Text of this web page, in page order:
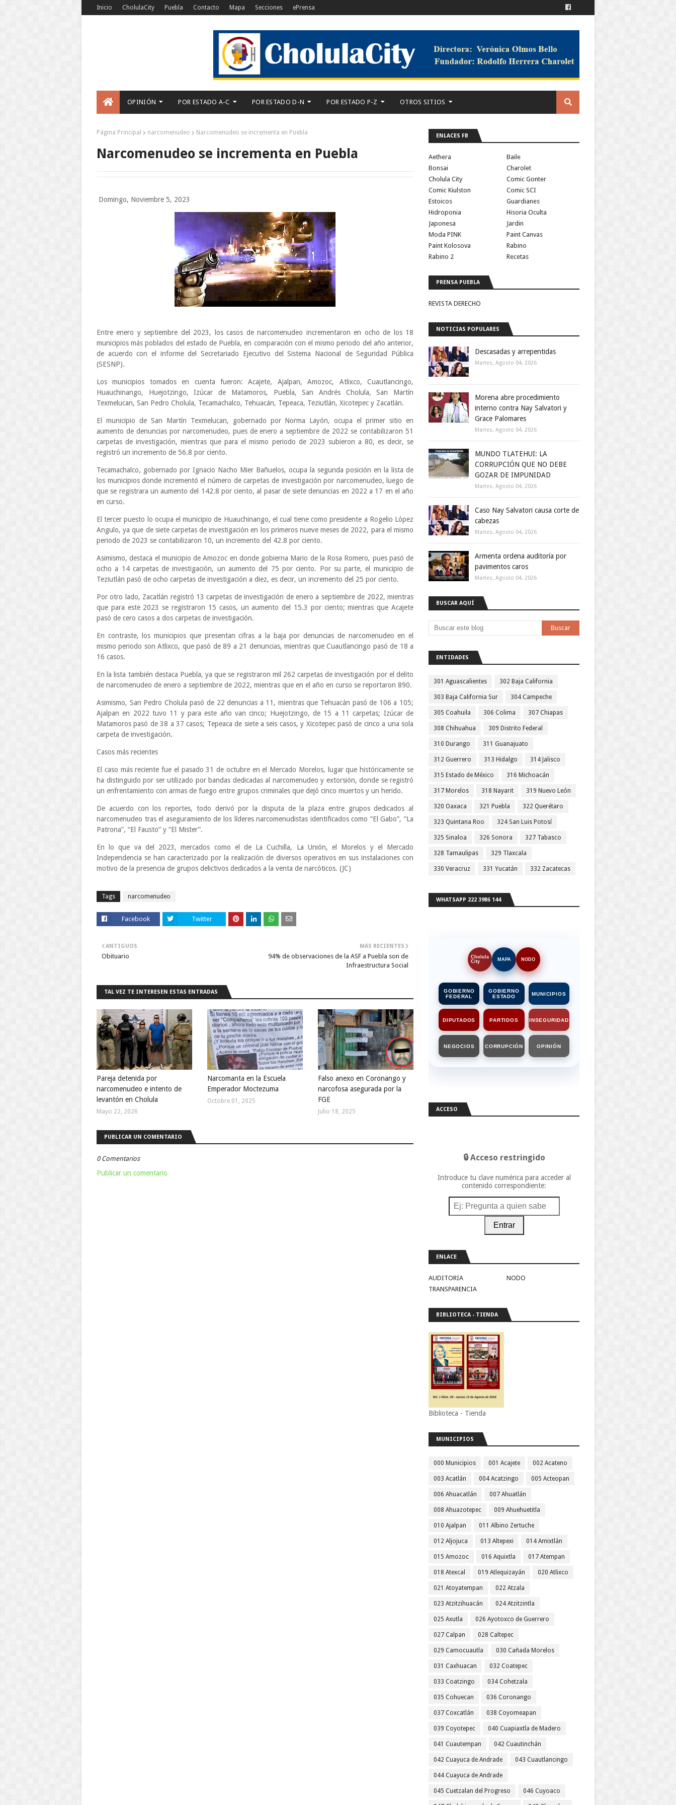
Inicio CholulaCity Puebla Contacto Mapa Secciones ePrensa
OPINIÓN POR ESTADO A-C POR ESTADO D-N POR ESTADO P-Z OTROS SITIOS
Página Principal narcomenudeo Narcomenudeo se incrementa en Puebla
Narcomenudeo se incrementa en Puebla
Domingo, Noviembre 5, 2023
Entre enero y septiembre del 2023, los casos de narcomenudeo incrementaron en ocho de los 18
municipios más poblados del estado de Puebla, en comparación con el mismo periodo del año anterior,
de acuerdo con el informe del Secretariado Ejecutivo del Sistema Nacional de Seguridad Pública
(SESNP).
Los municipios tomados en cuenta fueron: Acajete, Ajalpan, Amozoc, Atlixco, Cuautlancingo,
Huauchinango, Huejotzingo, Izúcar de Matamoros, Puebla, San Andrés Cholula, San Martín
Texmelucan, San Pedro Cholula, Tecamachalco, Tehuacán, Tepeaca, Teziutlán, Xicotepec y Zacatlán.
El municipio de San Martín Texmelucan, gobernado por Norma Layón, ocupa el primer sitio en
aumento de denuncias por narcomenudeo, pues de enero a septiembre de 2022 se contabilizaron 51
carpetas de investigación, mientras que para el mismo periodo de 2023 subieron a 80, es decir, se
registró un incremento de 56.8 por ciento.
Tecamachalco, gobernado por Ignacio Nacho Mier Bañuelos, ocupa la segunda posición en la lista de
los municipios donde incrementó el número de carpetas de investigación por narcomenudeo, luego de
que se registrara un aumento del 142.8 por ciento, al pasar de siete denuncias en 2022 a 17 en el año
en curso.
El tercer puesto lo ocupa el municipio de Huauchinango, el cual tiene como presidente a Rogelio López
Angulo, ya que de siete carpetas de investigación en los primeros nueve meses de 2022, para el mismo
periodo de 2023 se contabilizaron 10, un incremento del 42.8 por ciento.
Asimismo, destaca el municipio de Amozoc en donde gobierna Mario de la Rosa Romero, pues pasó de
ocho a 14 carpetas de investigación, un aumento del 75 por ciento. Por su parte, el municipio de
Teziutlán pasó de ocho carpetas de investigación a diez, es decir, un incremento del 25 por ciento.
Por otro lado, Zacatlán registró 13 carpetas de investigación de enero a septiembre de 2022, mientras
que para este 2023 se registraron 15 casos, un aumento del 15.3 por ciento; mientras que Acajete
pasó de cero casos a dos carpetas de investigación.
En contraste, los municipios que presentan cifras a la baja por denuncias de narcomenudeo en el
mismo periodo son Atlixco, que pasó de 89 a 21 denuncias, mientras que Cuautlancingo pasó de 18 a
16 casos.
En la lista también destaca Puebla, ya que se registraron mil 262 carpetas de investigación por el delito
de narcomenudeo de enero a septiembre de 2022, mientras que en el año en curso se reportaron 890.
Asimismo, San Pedro Cholula pasó de 22 denuncias a 11, mientras que Tehuacán pasó de 106 a 105;
Ajalpan en 2022 tuvo 11 y para este año van cinco; Huejotzingo, de 15 a 11 carpetas; Izúcar de
Matamoros pasó de 38 a 37 casos; Tepeaca de siete a seis casos, y Xicotepec pasó de cinco a una sola
carpeta de investigación.
Casos más recientes
El caso más reciente fue el pasado 31 de octubre en el Mercado Morelos, lugar que históricamente se
ha distinguido por ser utilizado por bandas dedicadas al narcomenudeo y extorsión, donde se registró
un enfrentamiento con armas de fuego entre grupos criminales que dejó cinco muertos y un herido.
De acuerdo con los reportes, todo derivó por la disputa de la plaza entre grupos dedicados al
narcomenudeo tras el aseguramiento de los líderes narcomenudistas identificados como “El Gabo”, “La
Patrona”, “El Fausto” y “El Mister”.
En lo que va del 2023, mercados como el de La Cuchilla, La Unión, el Morelos y el Mercado
Independencia se han caracterizado por la realización de diversos operativos en sus instalaciones con
motivo de la presencia de grupos delictivos dedicados a la venta de narcóticos. (JC)
Tags narcomenudeo
Facebook Twitter
MÁS RECIENTES
94% de observaciones de la ASF a Puebla son de
Infraestructura Social
ANTIGUOS
Obituario
TAL VEZ TE INTERESEN ESTAS ENTRADAS
Pareja detenida por
narcomenudeo e intento de
levantón en Cholula
Mayo 22, 2026
Narcomanta en la Escuela
Emperador Moctezuma
Octobre 01, 2025
Falso anexo en Coronango y
narcofosa asegurada por la
FGE
Julio 18, 2025
PUBLICAR UN COMENTARIO
0 Comentarios
Publicar un comentario
ENLACES FB
Aethera
Baile
Bonsai
Charolet
Cholula City
Comic Gonter
Comic Kiulston
Comic SCI
Estoicos
Guardianes
Hidroponia
Hisoria Oculta
Japonesa
Jardin
Moda PINK
Paint Canvas
Paint Kolosova
Rabino
Rabino 2
Recetas
PRENSA PUEBLA
REVISTA DERECHO
NOTICIAS POPULARES
Descasadas y arrepentidas
Martes, Agosto 04, 2026
Morena abre procedimiento
interno contra Nay Salvatori y
Grace Palomares
Martes, Agosto 04, 2026
MUNDO TLATEHUI: LA
CORRUPCIÓN QUE NO DEBE
GOZAR DE IMPUNIDAD
Martes, Agosto 04, 2026
Caso Nay Salvatori causa corte de
cabezas
Martes, Agosto 04, 2026
Armenta ordena auditoría por
pavimentos caros
Martes, Agosto 04, 2026
BUSCAR AQUÍ
ENTIDADES
301 Aguascalientes 302 Baja California
303 Baja California Sur 304 Campeche
305 Coahuila 306 Colima 307 Chiapas
308 Chihuahua 309 Distrito Federal
310 Durango 311 Guanajuato
312 Guerrero 313 Hidalgo 314 Jalisco
315 Estado de México 316 Michoacán
317 Morelos 318 Nayarit 319 Nuevo León
320 Oaxaca 321 Puebla 322 Querétaro
323 Quintana Roo 324 San Luis Potosí
325 Sinaloa 326 Sonora 327 Tabasco
328 Tamaulipas 329 Tlaxcala
330 Veracruz 331 Yucatán 332 Zacatecas
WHATSAPP 222 3986 144
Cholula
City
MAPA NODO
GOBIERNO
FEDERAL
GOBIERNO
ESTADO
MUNICIPIOS
DIPUTADOS PARTIDOS INSEGURIDAD
NEGOCIOS CORRUPCIÓN OPINIÓN
ACCESO
🔒 Acceso restringido
Introduce tu clave numérica para acceder al
contenido correspondiente:
Entrar
ENLACE
AUDITORIA
NODO
TRANSPARENCIA
BIBLIOTECA - TIENDA
Biblioteca - Tienda
MUNICIPIOS
000 Municipios 001 Acajete 002 Acateno
003 Acatlán 004 Acatzingo 005 Acteopan
006 Ahuacatlán 007 Ahuatlán
008 Ahuazotepec 009 Ahuehuetitla
010 Ajalpan 011 Albino Zertuche
012 Aljojuca 013 Altepexi 014 Amixtlán
015 Amozoc 016 Aquixtla 017 Atempan
018 Atexcal 019 Atlequizayán 020 Atlixco
021 Atoyatempan 022 Atzala
023 Atzitzihuacán 024 Atzitzintla
025 Axutla 026 Ayotoxco de Guerrero
027 Calpan 028 Caltepec
029 Camocuautla 030 Cañada Morelos
031 Caxhuacan 032 Coatepec
033 Coatzingo 034 Cohetzala
035 Cohuecan 036 Coronango
037 Coxcatlán 038 Coyomeapan
039 Coyotepec 040 Cuapiaxtla de Madero
041 Cuautempan 042 Cuautinchán
042 Cuayuca de Andrade 043 Cuautlancingo
044 Cuayuca de Andrade
045 Cuetzalan del Progreso 046 Cuyoaco